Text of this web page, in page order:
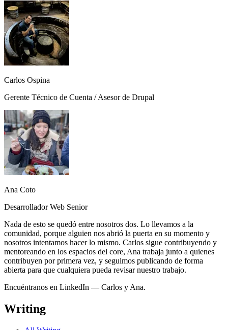
Imagen
Carlos Ospina
Gerente Técnico de Cuenta / Asesor de Drupal
Imagen
Ana Coto
Desarrollador Web Senior
Nada de esto se quedó entre nosotros dos. Lo llevamos a la
comunidad, porque alguien nos abrió la puerta en su momento y
nosotros intentamos hacer lo mismo. Carlos sigue contribuyendo y
mentoreando en los espacios del core, Ana trabaja junto a quienes
contribuyen por primera vez, y seguimos publicando de forma
abierta para que cualquiera pueda revisar nuestro trabajo.
Encuéntranos en LinkedIn — Carlos y Ana.
Writing